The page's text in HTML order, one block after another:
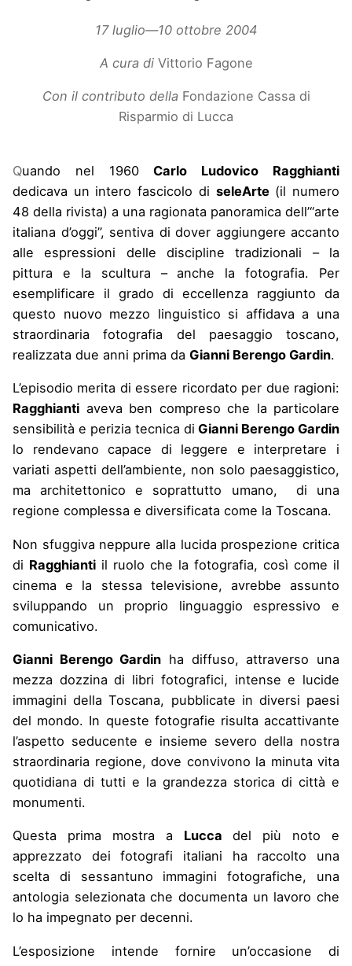
17 luglio—10 ottobre 2004
A cura diVittorio Fagone
Con il contributo dellaFondazione Cassa di
Risparmio di Lucca
Quando nel 1960Carlo Ludovico Ragghianti
dedicava un intero fascicolo di seleArte(il numero
48 della rivista) a una ragionata panoramica dell’“arte
italiana d’oggi”, sentiva di dover aggiungere accanto
alle espressioni delle discipline tradizionali – la
pittura e la scultura – anche la fotografia. Per
esemplificare il grado di eccellenza raggiunto da
questo nuovo mezzo linguistico si affidava a una
straordinaria fotografia del paesaggio toscano,
realizzata due anni prima da Gianni Berengo Gardin.
L’episodio merita di essere ricordato per due ragioni:
Ragghianti aveva ben compreso che la particolare
sensibilità e perizia tecnica di Gianni Berengo Gardin
lo rendevano capace di leggere e interpretare i
variati aspetti dell’ambiente, non solo paesaggistico,
ma architettonico e soprattutto umano,
di una
regione complessa e diversificata come la Toscana.
Non sfuggiva neppure alla lucida prospezione critica
di Ragghianti il ruolo che la fotografia, così come il
cinema e la stessa televisione, avrebbe assunto
sviluppando un proprio linguaggio espressivo e
comunicativo.
Gianni Berengo Gardin ha diffuso, attraverso una
mezza dozzina di libri fotografici, intense e lucide
immagini della Toscana, pubblicate in diversi paesi
del mondo. In queste fotografie risulta accattivante
l’aspetto seducente e insieme severo della nostra
straordinaria regione, dove convivono la minuta vita
quotidiana di tutti e la grandezza storica di città e
monumenti.
Questa prima mostra a Lucca del più noto e
apprezzato dei fotografi italiani ha raccolto una
scelta di sessantuno immagini fotografiche, una
antologia selezionata che documenta un lavoro che
lo ha impegnato per decenni.
L’esposizione intende fornire un’occasione di